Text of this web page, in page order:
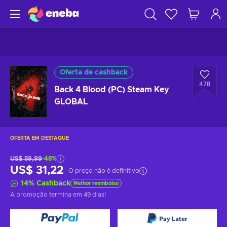
Oferta de cashback
Back 4 Blood (PC) Steam Key
GLOBAL
478
OFERTA EM DESTAQUE
US$ 59,99-48%
US$ 31,22 O preço não é definitivo
14% Cashback Melhor reembolso
A promoção termina em 49 dias!